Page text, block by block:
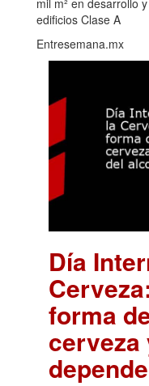
edificios Clase A
Entresemana.mx
Día
forma
cerveza